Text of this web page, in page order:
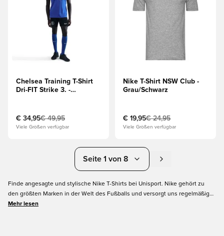
Chelsea Training T-Shirt
Dri-FIT Strike 3. -
€ 34,95€ 49,95
Viele Größen verfügbar
Nike T-Shirt NSW Club -
Grau/Schwarz
€ 19,95€ 24,95
Viele Größen verfügbar
Seite 1 von 8
Finde angesagte und stylische Nike T-Shirts bei Unisport. Nike gehört zu
den größten Marken in der Welt des Fußballs und versorgt uns regelmäßig
mit coolen T-Shirts. Hier auf dieser Seite findest du Nike T-Shirts für die
Mehr lesen